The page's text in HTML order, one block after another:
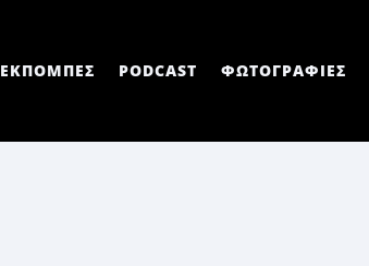
ΕΚΠΟΜΠΕΣ PODCAST ΦΩΤΟΓΡΑΦΙΕΣ